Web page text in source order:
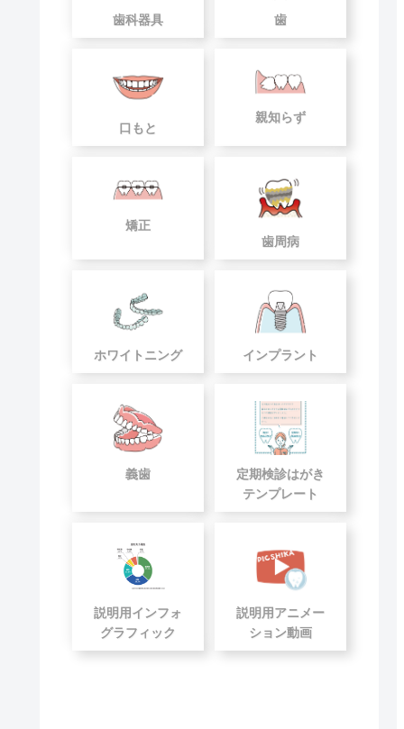
歯科器具 歯
口もと
親知らず
矯正
歯周病
ホワイトニング インプラント
義歯
定期検診はがき
テンプレート
説明用インフォ
グラフィック
説明用アニメー
ション動画